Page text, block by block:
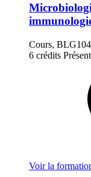
Cours, BLG104
6 crédits
Voir la